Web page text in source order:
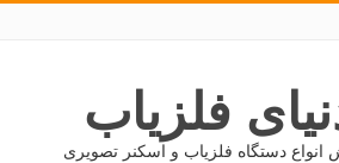
فلزیاب
انواع دستگاه فلزیاب و اسکنر تصویری